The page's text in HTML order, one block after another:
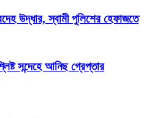
উদ্ধার, স্বামী পুলিশের হেফাজতে
সন্দেহে আনিছ গ্রেপ্তার